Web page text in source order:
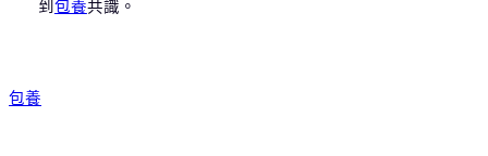
到 包養共識。
包養